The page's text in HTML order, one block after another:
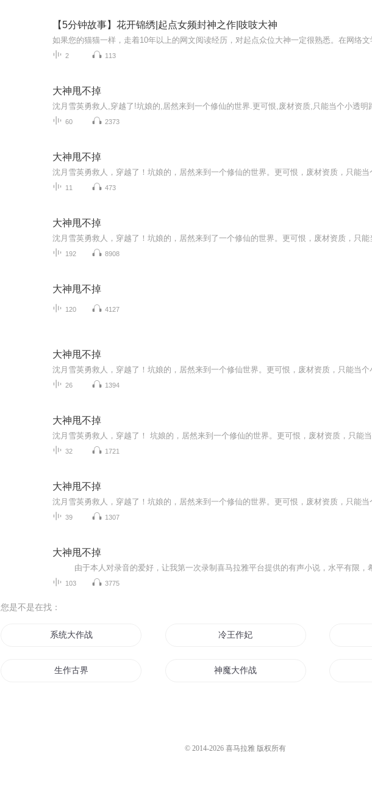
【5分钟故事】花开锦绣|起点女频封神之作|吱吱大神
2 113
大神甩不掉
60 2373
大神甩不掉
11 473
大神甩不掉
192 8908
大神甩不掉
120 4127
大神甩不掉
26 1394
大神甩不掉
32 1721
大神甩不掉
39 1307
大神甩不掉
103 3775
您是不是在找：
系统大作战 冷王作妃
生作古界 神魔大作战
© 2014-2026 喜马拉雅 版权所有